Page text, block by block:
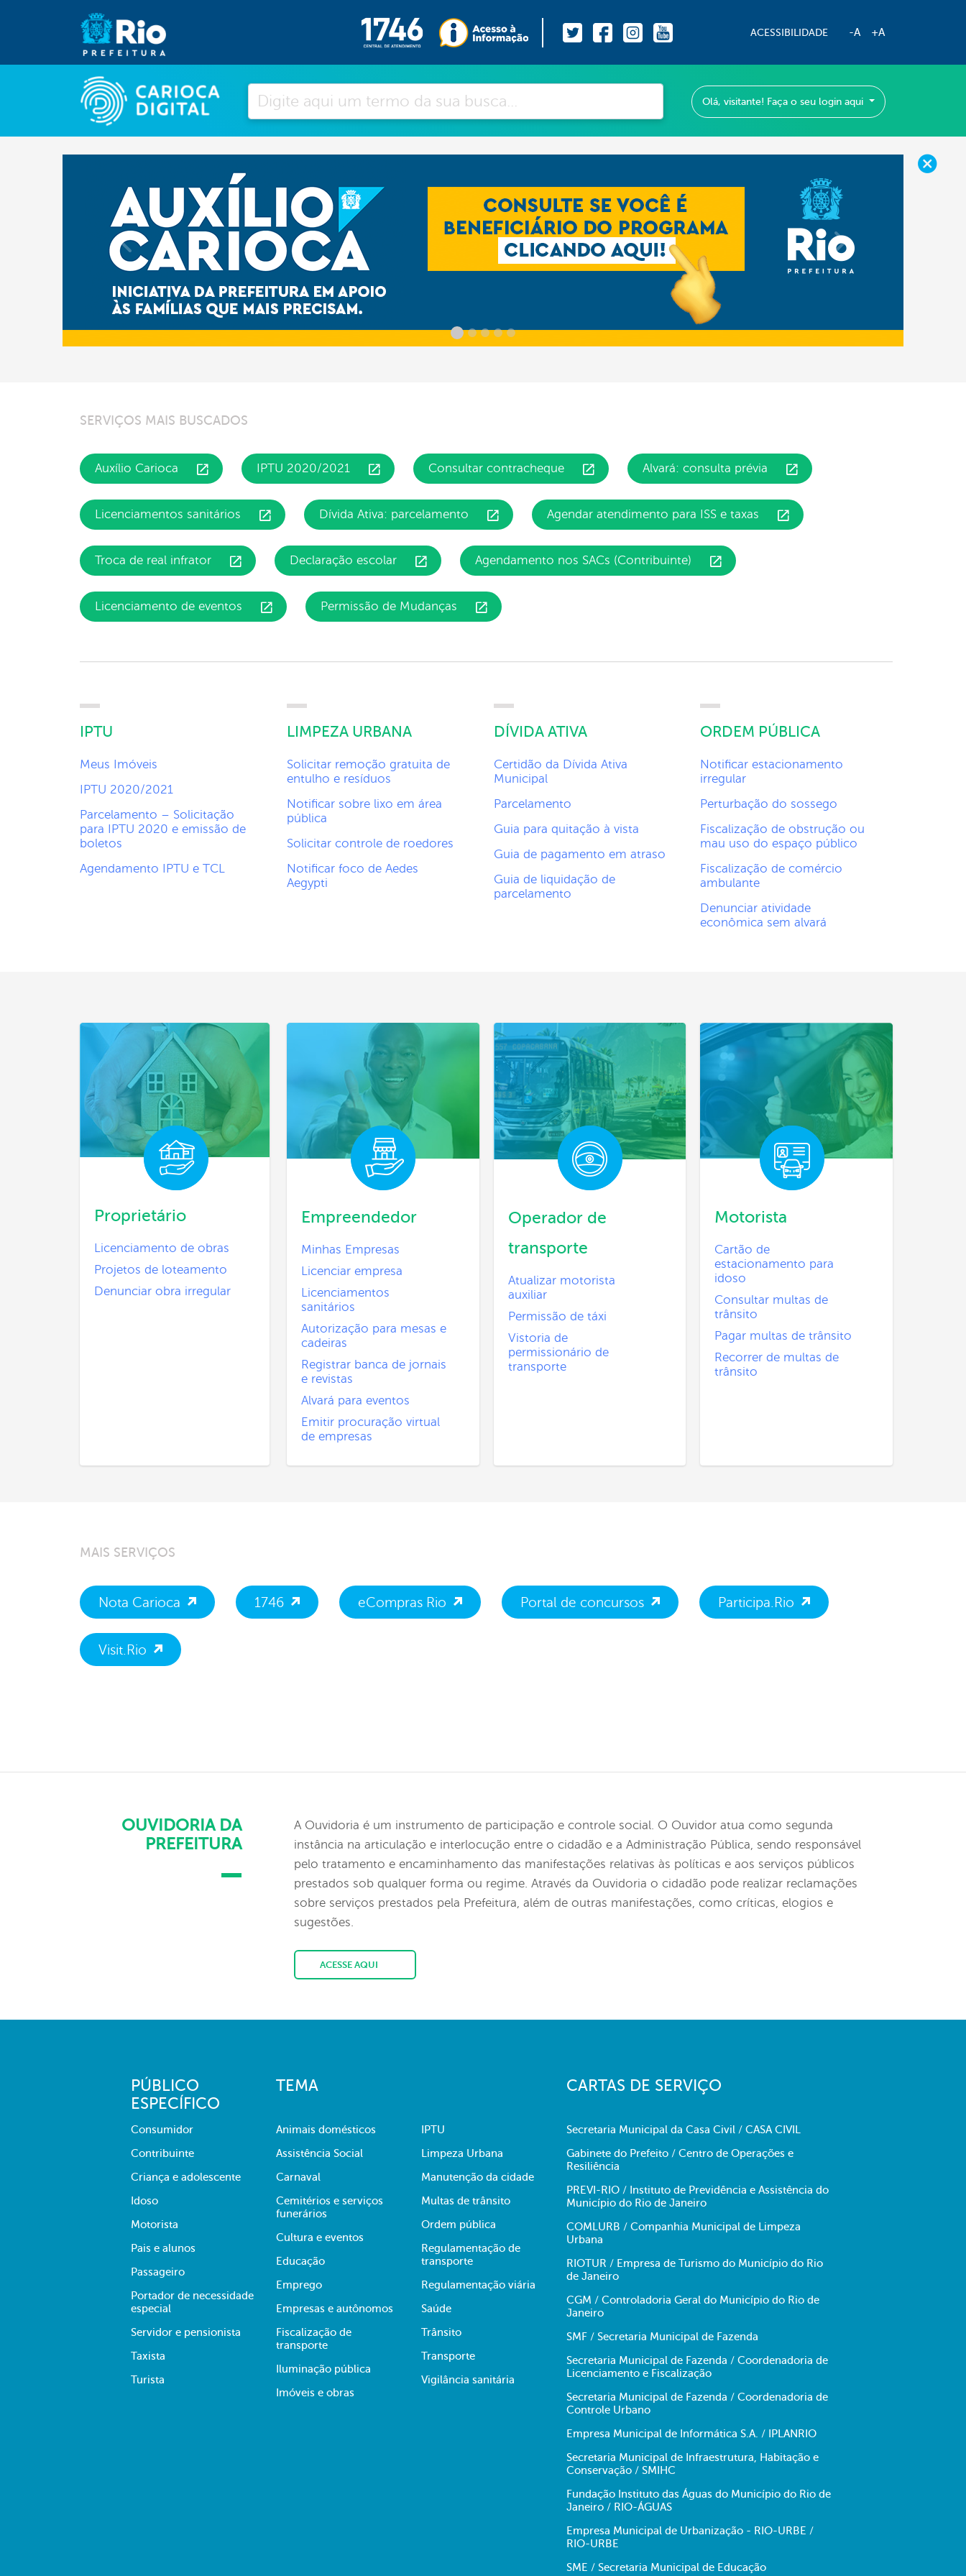
ACESSIBILIDADE -A +A
Pesquisar
Olá, visitante! Faça o seu login aqui
Previous Next
SERVIÇOS MAIS BUSCADOS
Auxílio Carioca IPTU 2020/2021 Consultar contracheque Alvará: consulta prévia
Licenciamentos sanitários Dívida Ativa: parcelamento Agendar atendimento para ISS e taxas
Troca de real infrator Declaração escolar Agendamento nos SACs (Contribuinte)
Licenciamento de eventos Permissão de Mudanças
IPTU
Meus Imóveis
IPTU 2020/2021
Parcelamento – Solicitação
para IPTU 2020 e emissão de
boletos
Agendamento IPTU e TCL
LIMPEZA URBANA
Solicitar remoção gratuita de
entulho e resíduos
Notificar sobre lixo em área
pública
Solicitar controle de roedores
Notificar foco de Aedes
Aegypti
DÍVIDA ATIVA
Certidão da Dívida Ativa
Municipal
Parcelamento
Guia para quitação à vista
Guia de pagamento em atraso
Guia de liquidação de
parcelamento
ORDEM PÚBLICA
Notificar estacionamento
irregular
Perturbação do sossego
Fiscalização de obstrução ou
mau uso do espaço público
Fiscalização de comércio
ambulante
Denunciar atividade
econômica sem alvará
Proprietário
Licenciamento de obras
Projetos de loteamento
Denunciar obra irregular
Empreendedor
Minhas Empresas
Licenciar empresa
Licenciamentos
sanitários
Autorização para mesas e
cadeiras
Registrar banca de jornais
e revistas
Alvará para eventos
Emitir procuração virtual
de empresas
Operador de
transporte
Atualizar motorista
auxiliar
Permissão de táxi
Vistoria de
permissionário de
transporte
Motorista
Cartão de
estacionamento para
idoso
Consultar multas de
trânsito
Pagar multas de trânsito
Recorrer de multas de
trânsito
MAIS SERVIÇOS
Nota Carioca 1746 eCompras Rio Portal de concursos Participa.Rio
Visit.Rio
OUVIDORIA DA
PREFEITURA
A Ouvidoria é um instrumento de participação e controle social. O Ouvidor atua como segunda
instância na articulação e interlocução entre o cidadão e a Administração Pública, sendo responsável
pelo tratamento e encaminhamento das manifestações relativas às políticas e aos serviços públicos
prestados sob qualquer forma ou regime. Através da Ouvidoria o cidadão pode realizar reclamações
sobre serviços prestados pela Prefeitura, além de outras manifestações, como críticas, elogios e
sugestões.
ACESSE AQUI
PÚBLICO
ESPECÍFICO
Consumidor
Contribuinte
Criança e adolescente
Idoso
Motorista
Pais e alunos
Passageiro
Portador de necessidade
especial
Servidor e pensionista
Taxista
Turista
TEMA
Animais domésticos
Assistência Social
Carnaval
Cemitérios e serviços
funerários
Cultura e eventos
Educação
Emprego
Empresas e autônomos
Fiscalização de
transporte
Iluminação pública
Imóveis e obras
IPTU
Limpeza Urbana
Manutenção da cidade
Multas de trânsito
Ordem pública
Regulamentação de
transporte
Regulamentação viária
Saúde
Trânsito
Transporte
Vigilância sanitária
CARTAS DE SERVIÇO
Secretaria Municipal da Casa Civil / CASA CIVIL
Gabinete do Prefeito / Centro de Operações e
Resiliência
PREVI-RIO / Instituto de Previdência e Assistência do
Município do Rio de Janeiro
COMLURB / Companhia Municipal de Limpeza
Urbana
RIOTUR / Empresa de Turismo do Município do Rio
de Janeiro
CGM / Controladoria Geral do Município do Rio de
Janeiro
SMF / Secretaria Municipal de Fazenda
Secretaria Municipal de Fazenda / Coordenadoria de
Licenciamento e Fiscalização
Secretaria Municipal de Fazenda / Coordenadoria de
Controle Urbano
Empresa Municipal de Informática S.A. / IPLANRIO
Secretaria Municipal de Infraestrutura, Habitação e
Conservação / SMIHC
Fundação Instituto das Águas do Município do Rio de
Janeiro / RIO-ÁGUAS
Empresa Municipal de Urbanização - RIO-URBE /
RIO-URBE
SME / Secretaria Municipal de Educação